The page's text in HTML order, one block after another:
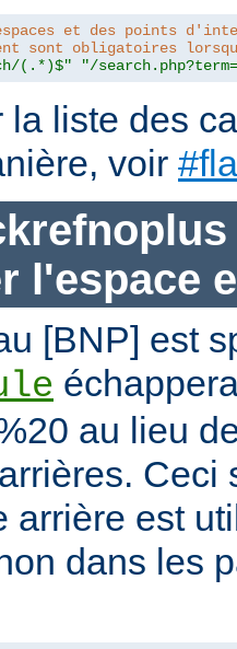
espaces et des points
sont obligatoires
(.*)$" "/
la liste des
voir
l'espace
[BNP] est
au lieu
Ceci
arrière est
dans les